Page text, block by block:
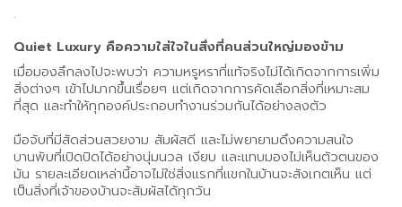
.
Quiet Luxury คือความใส่ใจในสิ่งที่คนส่วนใหญ่มองข้าม
เมื่อมองลึกลงไปจะพบว่า ความหรูหราที่แท้จริงไม่ได้เกิดจากการเพิ่ม
สิ่งต่างๆ เข้าไปมากขึ้นเรื่อยๆ แต่เกิดจากการคัดเลือกสิ่งที่เหมาะสม
ที่สุด และทำให้ทุกองค์ประกอบทำงานร่วมกันได้อย่างลงตัว
มือจับที่มีสัดส่วนสวยงาม สัมผัสดี และไม่พยายามดึงความสนใจ
บานพับที่เปิดปิดได้อย่างนุ่มนวล เงียบ และแทบมองไม่เห็นตัวตนของ
มัน รายละเอียดเหล่านี้อาจไม่ใช่สิ่งแรกที่แขกในบ้านจะสังเกตเห็น แต่
เป็นสิ่งที่เจ้าของบ้านจะสัมผัสได้ทุกวัน